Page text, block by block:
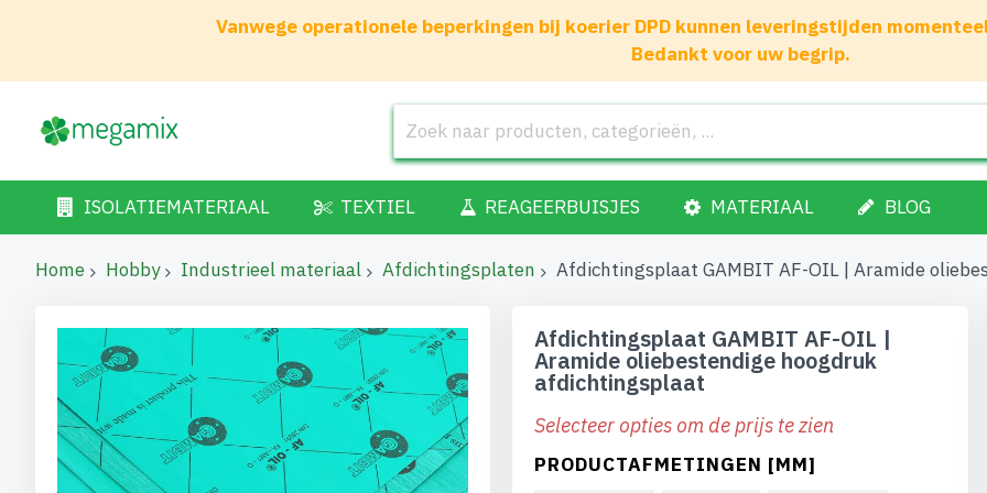
Vanwege operationele beperkingen bij koerier DPD kunnen leveringstijden
Bedankt voor uw begrip.
ISOLATIEMATERIAAL TEXTIEL REAGEERBUISJES MATERIAAL BLOG
Home Hobby Industrieel materiaal Afdichtingsplaten Afdichtingsplaat GAMBIT AF-OIL | Aramide
naar
het
einde
van
de
Afdichtingsplaat GAMBIT AF-OIL |
Aramide oliebestendige hoogdruk
afdichtingsplaat
Selecteer opties om de prijs te zien
PRODUCTAFMETINGEN [MM]